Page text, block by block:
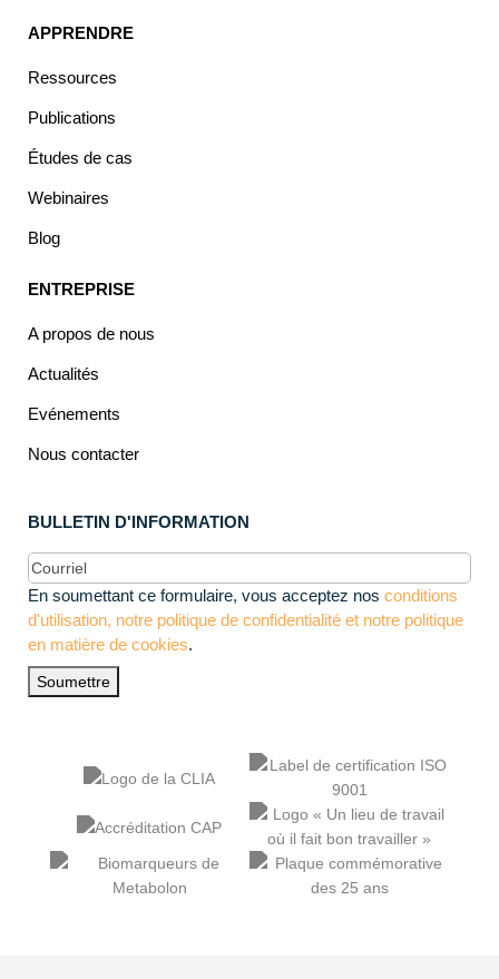
APPRENDRE
Ressources
Publications
Études de cas
Webinaires
Blog
ENTREPRISE
A propos de nous
Actualités
Evénements
Nous contacter
BULLETIN D'INFORMATION
E-
mail(Obligatoire)
En soumettant ce formulaire, vous acceptez nos conditions
d'utilisation, notre politique de confidentialité et notre politique
en matière de cookies.
Soumettre